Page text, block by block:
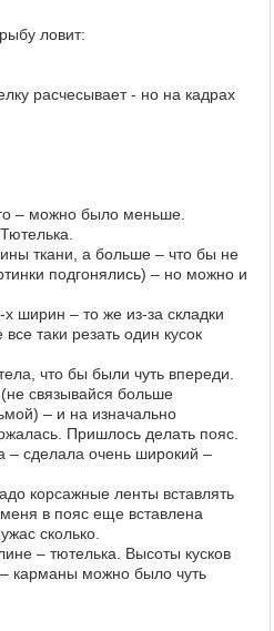
ловит:
расчесывает - но на кадрах
– можно было меньше.
ткани, а больше – что бы не
подгонялись) – но можно и
ширин – то же из-за складки
таки резать один кусок
что бы были чуть впереди.
связывайся больше
– и на изначально
Пришлось делать пояс.
– сделала очень широкий –
корсажные ленты вставлять
в пояс еще вставлена
сколько.
– тютелька. Высоты кусков
карманы можно было чуть